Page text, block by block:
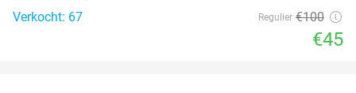
Verkocht: 67
Regulier €100
€45